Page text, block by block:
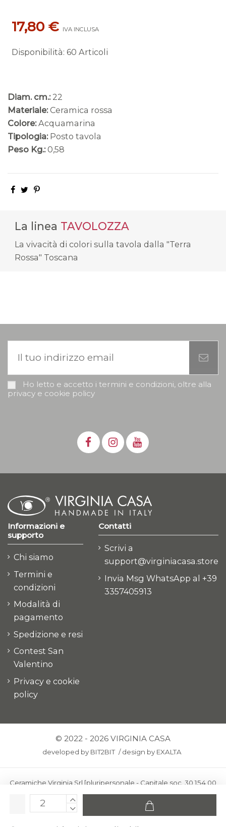
17,80 € IVA INCLUSA
Disponibilità: 60 Articoli
Diam. cm.: 22
Materiale: Ceramica rossa
Colore: Acquamarina
Tipologia: Posto tavola
Peso Kg.: 0,58
La linea TAVOLOZZA
La vivacità di colori sulla tavola dalla "Terra
Rossa" Toscana
Ho letto e accetto i termini e condizioni, oltre alla
privacy e cookie policy
Informazioni e
supporto
Chi siamo
Termini e
condizioni
Modalità di
pagamento
Spedizione e resi
Contest San
Valentino
Privacy e cookie
policy
Contatti
Scrivi a
support@virginiacasa.store
Invia Msg WhatsApp al +39
3357405913
© 2022 - 2026 VIRGINIA CASA
developed by BIT2BIT /design by EXALTA
Ceramiche Virginia Srl [pluripersonale - Capitale soc. 30.154,00
euro i.v.] - Via Virginio 378 – 50025 Montespertoli, loc. Anselmo